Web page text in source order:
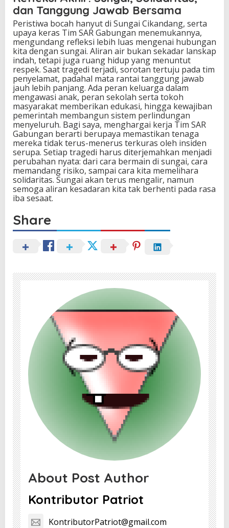
dan Tanggung Jawab Bersama
Peristiwa bocah hanyut di Sungai Cikandang, serta
upaya keras Tim SAR Gabungan menemukannya,
mengundang refleksi lebih luas mengenai hubungan
kita dengan sungai. Aliran air bukan sekadar lanskap
indah, tetapi juga ruang hidup yang menuntut
respek. Saat tragedi terjadi, sorotan tertuju pada tim
penyelamat, padahal mata rantai tanggung jawab
jauh lebih panjang. Ada peran keluarga dalam
mengawasi anak, peran sekolah serta tokoh
masyarakat memberikan edukasi, hingga kewajiban
pemerintah membangun sistem perlindungan
menyeluruh. Bagi saya, menghargai kerja Tim SAR
Gabungan berarti berupaya memastikan tenaga
mereka tidak terus-menerus terkuras oleh insiden
serupa. Setiap tragedi harus diterjemahkan menjadi
perubahan nyata: dari cara bermain di sungai, cara
memandang risiko, sampai cara kita memelihara
solidaritas. Sungai akan terus mengalir, namun
semoga aliran kesadaran kita tak berhenti pada rasa
iba sesaat.
Share
About Post Author
Kontributor Patriot
KontributorPatriot@gmail.com